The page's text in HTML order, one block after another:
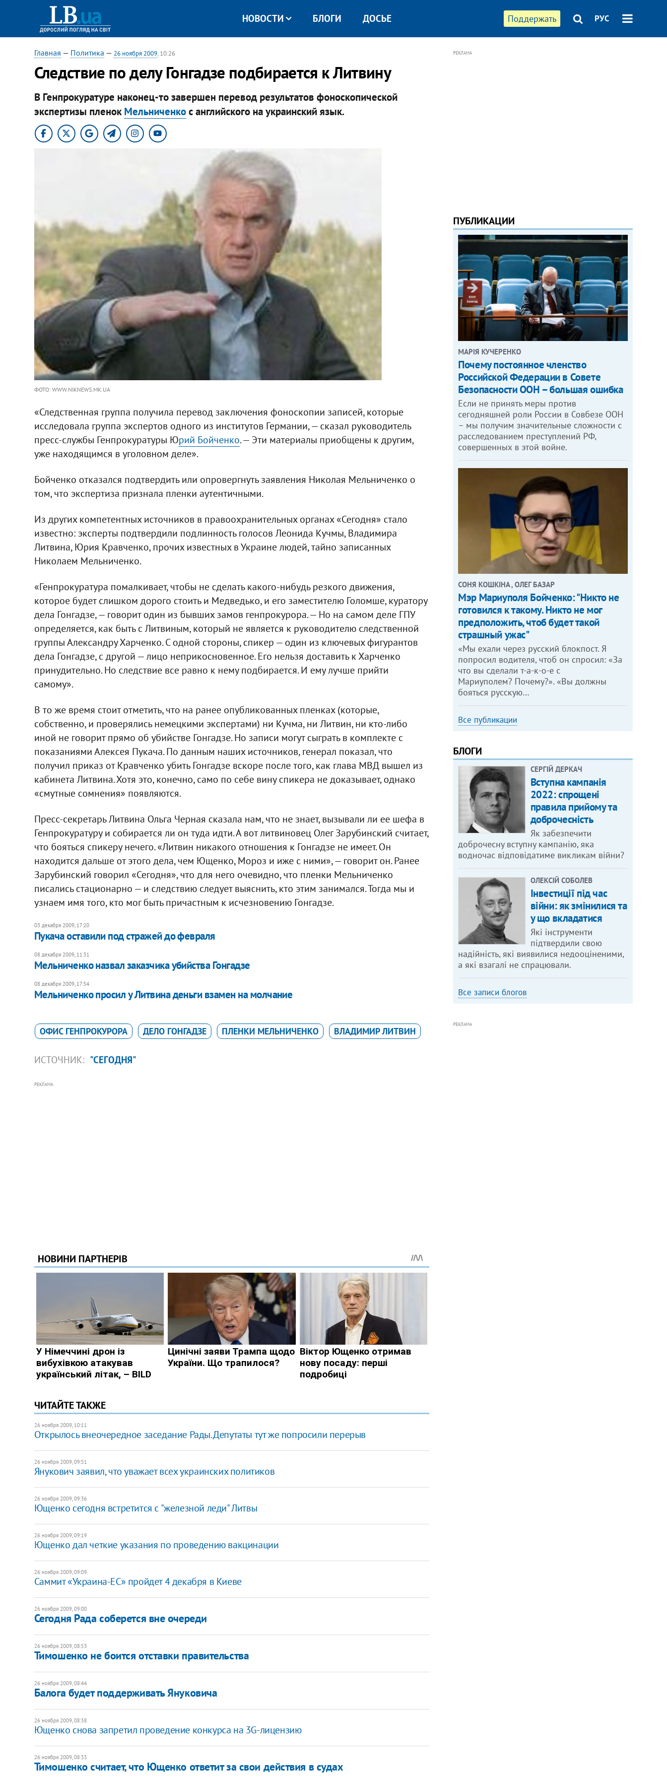
Поддержать РУС
НОВОСТИ БЛОГИ ДОСЬЕ
Главная — Политика — 26 ноября 2009, 10:26
Следствие по делу Гонгадзе подбирается к Литвину
В Генпрокуратуре наконец-то завершен перевод результатов фоноскопической
экспертизы пленокМельниченкос английского на украинский язык.
ФОТО: WWW.NIKNEWS.MK.UA
«Следственная группа получила перевод заключения фоноскопии записей, которые
исследовала группа экспертов одного из институтов Германии, — сказал руководитель
пресс-службы Генпрокуратуры Юрий Бойченко. — Эти материалы приобщены к другим,
уже находящимся в уголовном деле».
Бойченко отказался подтвердить или опровергнуть заявления Николая Мельниченко о
том, что экспертиза признала пленки аутентичными.
Из других компетентных источников в правоохранительных органах «Сегодня» стало
известно: эксперты подтвердили подлинность голосов Леонида Кучмы, Владимира
Литвина, Юрия Кравченко, прочих известных в Украине людей, тайно записанных
Николаем Мельниченко.
«Генпрокуратура помалкивает, чтобы не сделать какого-нибудь резкого движения,
которое будет слишком дорого стоить и Медведько, и его заместителю Голомше, куратору
дела Гонгадзе, — говорит один из бывших замов генпрокурора. — Но на самом деле ГПУ
определяется, как быть с Литвиным, который не является к руководителю следственной
группы Александру Харченко. С одной стороны, спикер — один из ключевых фигурантов
дела Гонгадзе, с другой — лицо неприкосновенное. Его нельзя доставить к Харченко
принудительно. Но следствие все равно к нему подбирается. И ему лучше прийти
самому».
В то же время стоит отметить, что на ранее опубликованных пленках (которые,
собственно, и проверялись немецкими экспертами) ни Кучма, ни Литвин, ни кто-либо
иной не говорит прямо об убийстве Гонгадзе. Но записи могут сыграть в комплекте с
показаниями Алексея Пукача. По данным наших источников, генерал показал, что
получил приказ от Кравченко убить Гонгадзе вскоре после того, как глава МВД вышел из
кабинета Литвина. Хотя это, конечно, само по себе вину спикера не доказывает, однако
«смутные сомнения» появляются.
Пресс-секретарь Литвина Ольга Черная сказала нам, что не знает, вызывали ли ее шефа в
Генпрокуратуру и собирается ли он туда идти. А вот литвиновец Олег Зарубинский считает,
что бояться спикеру нечего. «Литвин никакого отношения к Гонгадзе не имеет. Он
находится дальше от этого дела, чем Ющенко, Мороз и иже с ними», — говорит он. Ранее
Зарубинский говорил «Сегодня», что для него очевидно, что пленки Мельниченко
писались стационарно — и следствию следует выяснить, кто этим занимался. Тогда мы и
узнаем имя того, кто мог быть причастным к исчезновению Гонгадзе.
03 декабря 2009, 17:20
Пукача оставили под стражей до февраля
08 декабря 2009, 11:31
Мельниченко назвал заказчика убийства Гонгадзе
08 декабря 2009, 17:54
Мельниченко просил у Литвина деньги взамен на молчание
ОФИС ГЕНПРОКУРОРА ДЕЛО ГОНГАДЗЕ ПЛЕНКИ МЕЛЬНИЧЕНКО ВЛАДИМИР ЛИТВИН
ИСТОЧНИК: "СЕГОДНЯ"
РЕКЛАМА
ЧИТАЙТЕ ТАКЖЕ
26 ноября 2009, 10:11
Открылось внеочередное заседание Рады. Депутаты тут же попросили перерыв
26 ноября 2009, 09:51
Янукович заявил, что уважает всех украинских политиков
26 ноября 2009, 09:36
Ющенко сегодня встретится с "железной леди" Литвы
26 ноября 2009, 09:19
Ющенко дал четкие указания по проведению вакцинации
26 ноября 2009, 09:09
Саммит «Украина-ЕС» пройдет 4 декабря в Киеве
26 ноября 2009, 09:00
Сегодня Рада соберется вне очереди
26 ноября 2009, 08:53
Тимошенко не боится отставки правительства
26 ноября 2009, 08:44
Балога будет поддерживать Януковича
26 ноября 2009, 08:38
Ющенко снова запретил проведение конкурса на 3G-лицензию
26 ноября 2009, 08:33
Тимошенко считает, что Ющенко ответит за свои действия в судах
РЕКЛАМА
ПУБЛИКАЦИИ
МАРІЯ КУЧЕРЕНКО
​Почему постоянное членство
Российской Федерации в Совете
Безопасности ООН – большая ошибка
Если не принять меры против
сегодняшней роли России в Совбезе ООН
– мы получим значительные сложности с
расследованием преступлений РФ,
совершенных в этой войне.
СОНЯ КОШКІНА , ОЛЕГ БАЗАР
Мэр Мариуполя Бойченко: "Никто не
готовился к такому. Никто не мог
предположить, чтоб будет такой
страшный ужас"
«Мы ехали через русский блокпост. Я
попросил водителя, чтоб он спросил: «За
что вы сделали т-а-к-о-е с
Мариуполем? Почему?». «Вы должны
бояться русскую…
Все публикации
БЛОГИ
СЕРГІЙ ДЕРКАЧ
Вступна кампанія
2022: спрощені
правила прийому та
доброчесність
Як забезпечити
доброчесну вступну кампанію, яка
водночас відповідатиме викликам війни?
ОЛЕКСІЙ СОБОЛЕВ
Інвестиції під час
війни: як змінилися та
у що вкладатися
Які інструменти
підтвердили свою
надійність, які виявилися недооціненими,
а які взагалі не спрацювали.
Все записи блогов
РЕКЛАМА